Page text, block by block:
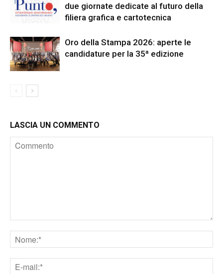
due giornate dedicate al futuro della
filiera grafica e cartotecnica
Oro della Stampa 2026: aperte le
candidature per la 35ª edizione
LASCIA UN COMMENTO